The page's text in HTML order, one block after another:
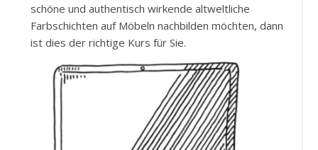
schöne und authentisch wirkende altweltliche
Farbschichten auf Möbeln nachbilden möchten, dann
ist dies der richtige Kurs für Sie.